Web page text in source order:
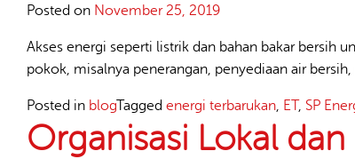
Posted on November 25, 2019
Akses energi seperti listrik dan bahan bakar bersih
pokok, misalnya penerangan, penyediaan air
Posted in blogTagged energi terbarukan, ET, SP
Organisasi Lokal